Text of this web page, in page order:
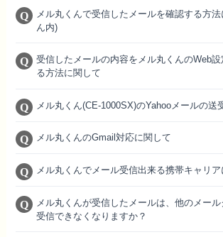
メル丸くんで受信したメールを確認する方法
ん内)
受信したメールの内容をメル丸くんのWeb
る方法に関して
メル丸くん(CE-1000SX)のYahooメールの送
メル丸くんのGmail対応に関して
メル丸くんでメール受信出来る携帯キャリア
メル丸くんが受信したメールは、他のメー
受信できなくなりますか？